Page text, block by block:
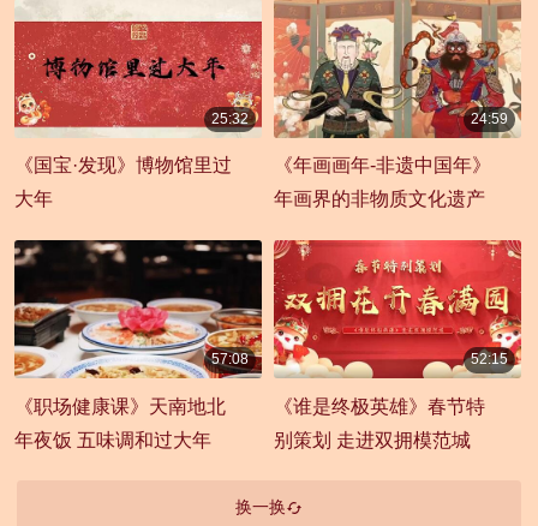
25:32
《国宝·发现》博物馆里过
大年
24:59
《年画画年-非遗中国年》
年画界的非物质文化遗产
57:08
《职场健康课》天南地北
年夜饭 五味调和过大年
52:15
《谁是终极英雄》春节特
别策划 走进双拥模范城
换一换